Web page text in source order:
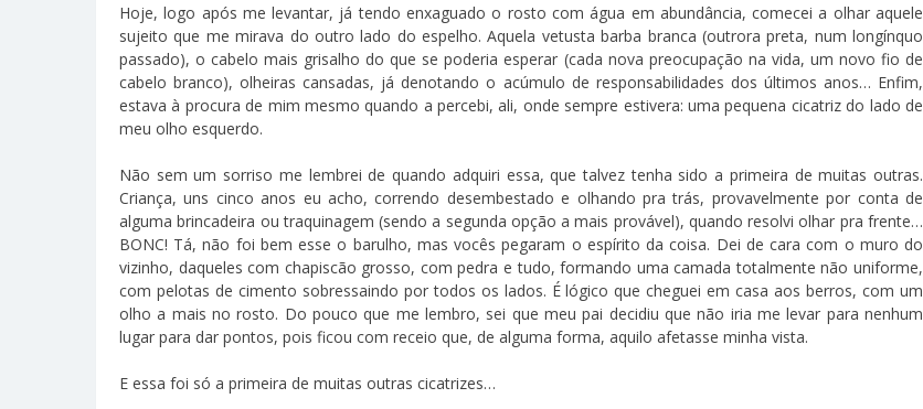
Hoje, logo após me levantar, já tendo enxaguado o rosto com água em abundância, comecei a olhar aquele
sujeito que me mirava do outro lado do espelho. Aquela vetusta barba branca (outrora preta, num longínquo
passado), o cabelo mais grisalho do que se poderia esperar (cada nova preocupação na vida, um novo fio de
cabelo branco), olheiras cansadas, já denotando o acúmulo de responsabilidades dos últimos anos… Enfim,
estava à procura de mim mesmo quando a percebi, ali, onde sempre estivera: uma pequena cicatriz do lado de
meu olho esquerdo.
Não sem um sorriso me lembrei de quando adquiri essa, que talvez tenha sido a primeira de muitas outras.
Criança, uns cinco anos eu acho, correndo desembestado e olhando pra trás, provavelmente por conta de
alguma brincadeira ou traquinagem (sendo a segunda opção a mais provável), quando resolvi olhar pra frente…
BONC! Tá, não foi bem esse o barulho, mas vocês pegaram o espírito da coisa. Dei de cara com o muro do
vizinho, daqueles com chapiscão grosso, com pedra e tudo, formando uma camada totalmente não uniforme,
com pelotas de cimento sobressaindo por todos os lados. É lógico que cheguei em casa aos berros, com um
olho a mais no rosto. Do pouco que me lembro, sei que meu pai decidiu que não iria me levar para nenhum
lugar para dar pontos, pois ficou com receio que, de alguma forma, aquilo afetasse minha vista.
E essa foi só a primeira de muitas outras cicatrizes…